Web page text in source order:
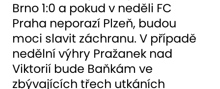
Brno 1:0 a pokud v neděli FC
Praha neporazí Plzeň, budou
moci slavit záchranu. V případě
nedělní výhry Pražanek nad
Viktorií bude Baňkám ve
zbývajících třech utkáních